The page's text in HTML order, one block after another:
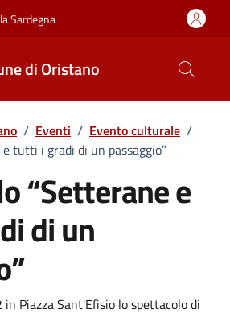
Sardegna
di Oristano
/ Eventi / Evento culturale /
tutti i gradi di un passaggio”
“Setterane e
di un
Piazza Sant'Efisio lo spettacolo di